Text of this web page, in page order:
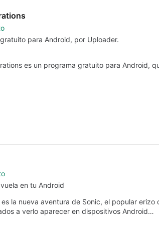
para Android, por Uploader.
es un programa gratuito para Android,
en tu Android
es la nueva aventura de Sonic, el popular erizo
a verlo aparecer en dispositivos Android…